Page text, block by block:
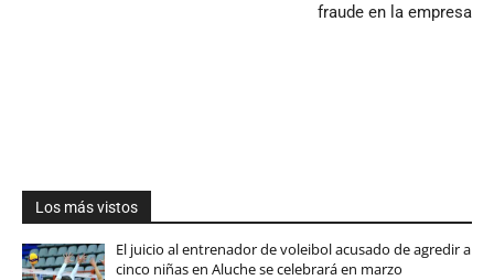
fraude en la empresa
Los más vistos
El juicio al entrenador de voleibol acusado de agredir a
cinco niñas en Aluche se celebrará en marzo